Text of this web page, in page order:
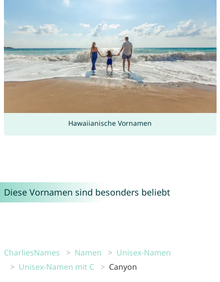
Hawaiianische Vornamen
Diese Vornamen sind besonders beliebt
CharliesNames Namen
Unisex-Namen
Unisex-Namen mit C
Canyon